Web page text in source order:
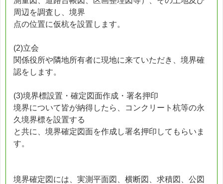
周辺を調査し、境界
点の位置に仮杭を設置します。
(2)立会
関係役所や隣地所有者に現地に来ていただき、境界確
認をします。
(3)境界標設置・確定図面作成・署名押印
境界について皆が納得したら、コンクリート杭等の永
久境界標を設置する
と共に、境界確定図面を作成し署名押印してもらいま
す。
境界確定図には、実測平面図、横断図、求積図、公図